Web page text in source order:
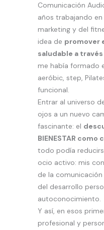
Comunicación
años trabajando
marketing y del
idea de promover
saludable a
me había formado
aeróbic, step,
funcional.
Entrar al universo
ojos a un nuevo
fascinante: el
BIENESTAR
todo podía
ocio activo: mis
de la
del desarrollo
autoconocimiento.
Y así, en esos
profesional y